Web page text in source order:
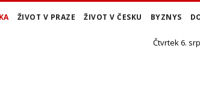
ŽIVOT V PRAZE ŽIVOT V ČESKU BYZNYS
Čtvrtek 6.